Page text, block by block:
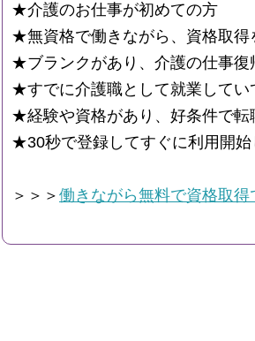
★介護のお仕事が初めての方
★無資格で働きながら、資格取得
★ブランクがあり、介護の仕事復
★すでに介護職として就業してい
★経験や資格があり、好条件で転
★30秒で登録してすぐに利用開始
＞＞＞ 働きながら無料で資格取